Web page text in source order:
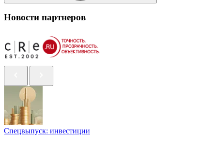
Новости партнеров
Спецвыпуск: инвестиции